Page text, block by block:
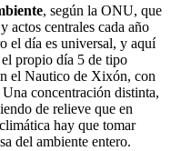
, según la ONU, que
actos centrales cada año
el día es universal, y aquí
propio día 5 de tipo
el Nautico de Xixón, con
concentración distinta,
de relieve que en
hay que tomar
del ambiente entero.